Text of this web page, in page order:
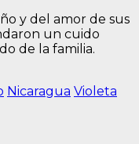
y del amor de sus
un cuido
de la familia.
Nicaragua Violeta